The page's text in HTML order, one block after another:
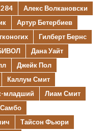
284
Алекс Волкановски
Артур Бетербиев
Гилберт Бернс
Дана Уайт
Джейк Пол
Каллум Смит
младший
Лиам Смит
Самбо
Тайсон Фьюри